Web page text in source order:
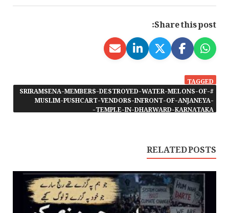
Share this post:
TAGGED
#SRIRAMSENA-MEMBERS-DESTROYED-WATER-MELONS-OF-
MUSLIM-PUSHCART-VENDORS-INFRONT-OF-ANJANEYA-
TEMPLE-IN-DHARWARD-KARNATAKA-
RELATED POSTS